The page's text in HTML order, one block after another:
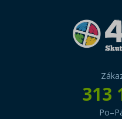
313